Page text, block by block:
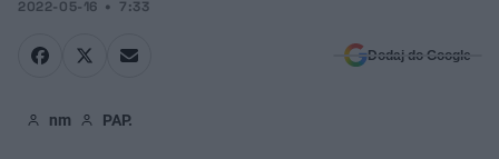
2022-05-16 7:33
Dodaj do Google
nm PAP.